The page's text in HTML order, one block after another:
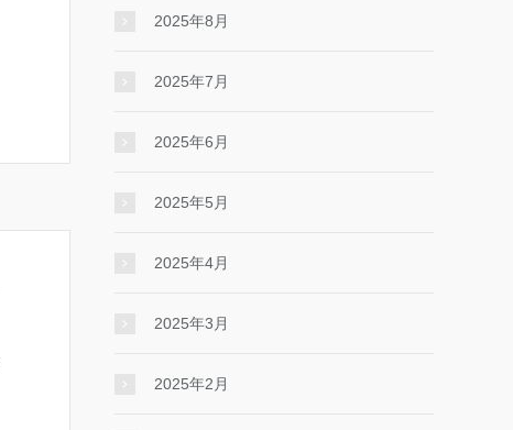
2025年8月
2025年7月
2025年6月
2025年5月
2025年4月
2025年3月
2025年2月